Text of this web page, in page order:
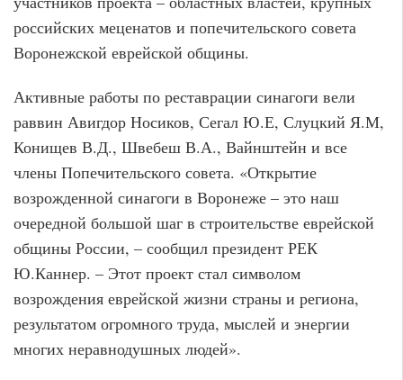
российских меценатов и попечительского совета
Воронежской еврейской общины.
Активные работы по реставрации синагоги вели
раввин Авигдор Носиков, Сегал Ю.Е, Слуцкий Я.М,
Конищев В.Д., Швебеш В.А., Вайнштейн и все
члены Попечительского совета. «Открытие
возрожденной синагоги в Воронеже – это наш
очередной большой шаг в строительстве еврейской
общины России, – сообщил президент РЕК
Ю.Каннер. – Этот проект стал символом
возрождения еврейской жизни страны и региона,
результатом огромного труда, мыслей и энергии
многих неравнодушных людей».